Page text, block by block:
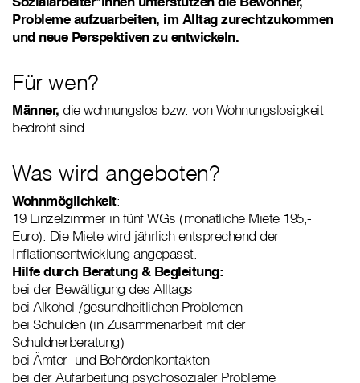
Probleme aufzuarbeiten, im Alltag zurechtzukommen
und neue Perspektiven zu entwickeln.
Für wen?
Männer, die wohnungslos bzw. von Wohnungslosigkeit
bedroht sind
Was wird angeboten?
Wohnmöglichkeit:
19 Einzelzimmer in fünf WGs (monatliche Miete 195,-
Euro). Die Miete wird jährlich entsprechend der
Inflationsentwicklung angepasst.
Hilfe durch Beratung & Begleitung:
bei der Bewältigung des Alltags
bei Alkohol-/gesundheitlichen Problemen
bei Schulden (in Zusammenarbeit mit der
Schuldnerberatung)
bei Ämter- und Behördenkontakten
bei der Aufarbeitung psychosozialer Probleme